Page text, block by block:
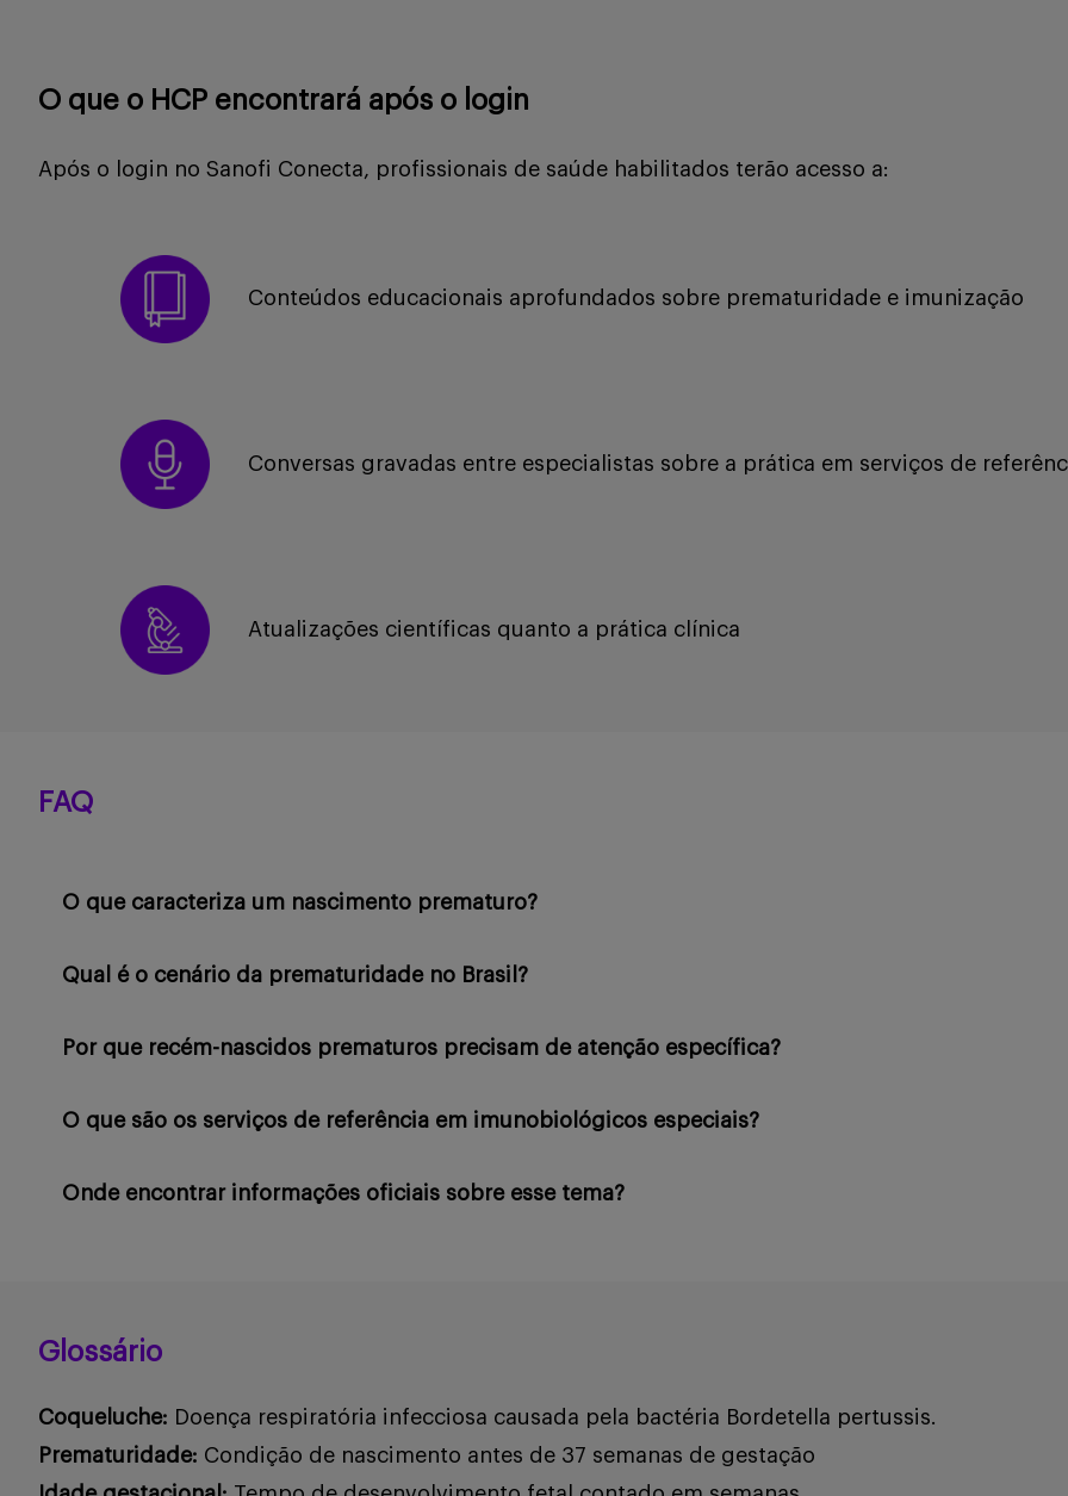
O que o HCP encontrará após o login
Após o login no Sanofi Conecta, profissionais de saúde habilitados terão acesso a:
Conteúdos educacionais aprofundados sobre prematuridade e imunização
Conversas gravadas entre especialistas sobre a prática em serviços de
Atualizações científicas quanto a prática clínica
FAQ
O que caracteriza um nascimento prematuro?
Qual é o cenário da prematuridade no Brasil?
Por que recém-nascidos prematuros precisam de atenção específica?
O que são os serviços de referência em imunobiológicos especiais?
Onde encontrar informações oficiais sobre esse tema?
Glossário
Coqueluche: Doença respiratória infecciosa causada pela bactéria Bordetella pertussis.
Prematuridade: Condição de nascimento antes de 37 semanas de gestação